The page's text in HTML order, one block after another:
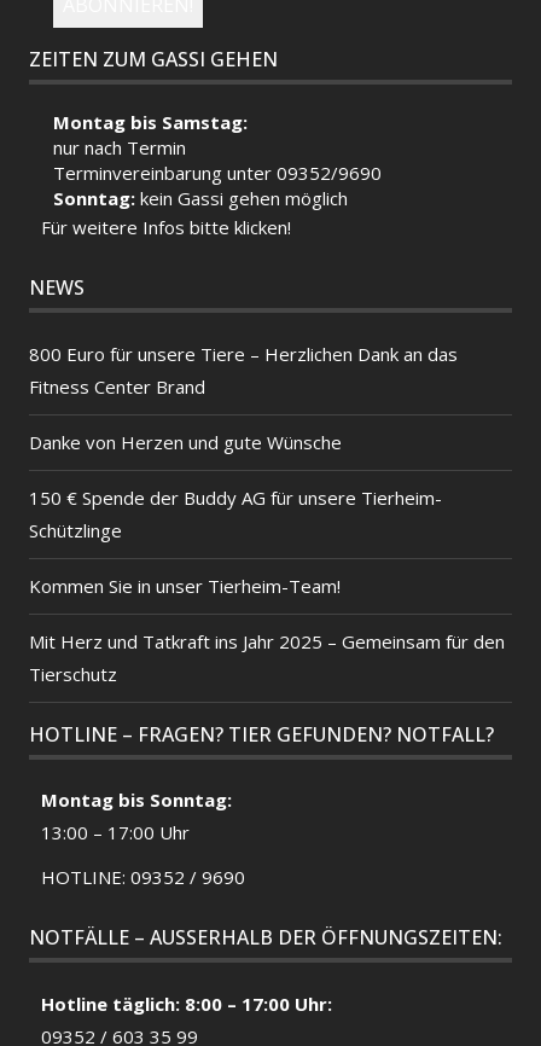
ZEITEN ZUM GASSI GEHEN
Montag bis Samstag:
nur nach Termin
Terminvereinbarung unter 09352/9690
Sonntag:kein Gassi gehen möglich
Für weitere Infos bitte klicken!
NEWS
800 Euro für unsere Tiere – Herzlichen Dank an das
Fitness Center Brand
Danke von Herzen und gute Wünsche
150 € Spende der Buddy AG für unsere Tierheim-
Schützlinge
Kommen Sie in unser Tierheim-Team!
Mit Herz und Tatkraft ins Jahr 2025 – Gemeinsam für den
Tierschutz
HOTLINE – FRAGEN? TIER GEFUNDEN? NOTFALL?
Montag bis Sonntag:
13:00 – 17:00 Uhr
HOTLINE: 09352 / 9690
NOTFÄLLE – AUSSERHALB DER ÖFFNUNGSZEITEN:
Hotline täglich: 8:00 – 17:00 Uhr:
09352 / 603 35 99